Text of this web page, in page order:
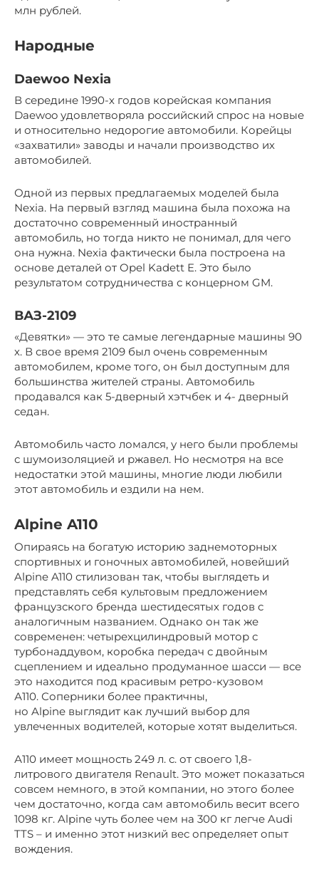
млн рублей.
Народные
Daewoo Nexia
В середине 1990-х годов корейская компания
Daewoo удовлетворяла российский спрос на новые
и относительно недорогие автомобили. Корейцы
«захватили» заводы и начали производство их
автомобилей.
Одной из первых предлагаемых моделей была
Nexia. На первый взгляд машина была похожа на
достаточно современный иностранный
автомобиль, но тогда никто не понимал, для чего
она нужна. Nexia фактически была построена на
основе деталей от Opel Kadett E. Это было
результатом сотрудничества с концерном GM.
ВАЗ-2109
«Девятки» — это те самые легендарные машины 90
х. В свое время 2109 был очень современным
автомобилем, кроме того, он был доступным для
большинства жителей страны. Автомобиль
продавался как 5-дверный хэтчбек и 4- дверный
седан.
Автомобиль часто ломался, у него были проблемы
с шумоизоляцией и ржавел. Но несмотря на все
недостатки этой машины, многие люди любили
этот автомобиль и ездили на нем.
Alpine A110
Опираясь на богатую историю заднемоторных
спортивных и гоночных автомобилей, новейший
Alpine A110 стилизован так, чтобы выглядеть и
представлять себя культовым предложением
французского бренда шестидесятых годов с
аналогичным названием. Однако он так же
современен: четырехцилиндровый мотор с
турбонаддувом, коробка передач с двойным
сцеплением и идеально продуманное шасси — все
это находится под красивым ретро-кузовом
А110. Соперники более практичны,
но Alpine выглядит как лучший выбор для
увлеченных водителей, которые хотят выделиться.
А110 имеет мощность 249 л. с. от своего 1,8-
литрового двигателя Renault. Это может показаться
совсем немного, в этой компании, но этого более
чем достаточно, когда сам автомобиль весит всего
1098 кг. Alpine чуть более чем на 300 кг легче Audi
TTS – и именно этот низкий вес определяет опыт
вождения.